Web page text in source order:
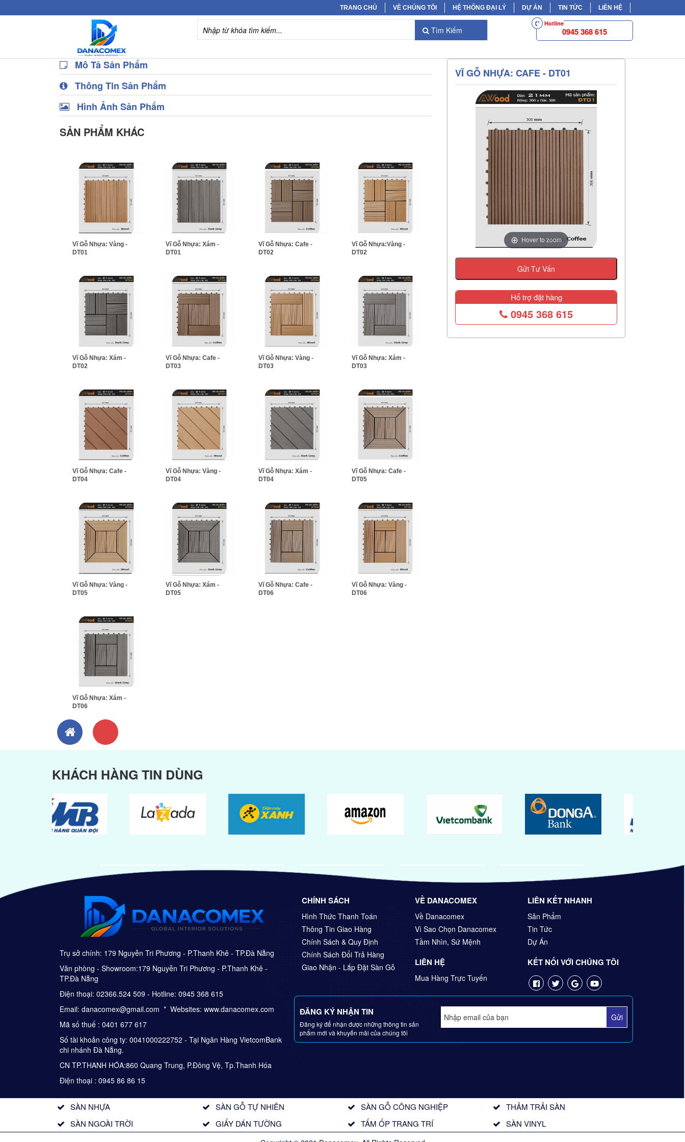
TRANG CHỦ VỀ CHÚNG TÔI HỆ THỐNG ĐẠI LÝ DỰ ÁN TIN TỨC LIÊN HỆ
Tìm Kiếm 0945 368 615
Hotline
Mô Tả Sản Phẩm
Thông Tin Sản Phẩm
Hình Ảnh Sản Phẩm
SẢN PHẨM KHÁC
Vĩ Gỗ Nhựa: Vàng -
DT01
Vĩ Gỗ Nhựa: Xám -
DT01
Vĩ Gỗ Nhựa: Cafe -
DT02
Vĩ Gỗ Nhựa:Vàng -
DT02
Vĩ Gỗ Nhựa: Xám -
DT02
Vĩ Gỗ Nhựa: Cafe -
DT03
Vĩ Gỗ Nhựa: Vàng -
DT03
Vĩ Gỗ Nhựa: Xám -
DT03
Vĩ Gỗ Nhựa: Cafe -
DT04
Vĩ Gỗ Nhựa: Vàng -
DT04
Vĩ Gỗ Nhựa: Xám -
DT04
Vĩ Gỗ Nhựa: Cafe -
DT05
Vĩ Gỗ Nhựa: Vàng -
DT05
Vĩ Gỗ Nhựa: Xám -
DT05
Vĩ Gỗ Nhựa: Cafe -
DT06
Vĩ Gỗ Nhựa: Vàng -
DT06
Vĩ Gỗ Nhựa: Xám -
DT06
VĨ GỖ NHỰA: CAFE - DT01
Hover to zoom
Gửi Tư Vấn
Hổ trợ đặt hàng
0945 368 615
KHÁCH HÀNG TIN DÙNG
Trụ sở chính: 179 Nguyễn Tri Phương - P.Thanh Khê - TP.Đà Nẵng
Văn phòng - Showroom:179 Nguyễn Tri Phương - P.Thanh Khê -
TP.Đà Nẵng
Điện thoại: 02366.524 509 - Hotline: 0945 368 615
Email: danacomex@gmail.com * Websites: www.danacomex.com
Mã số thuế : 0401 677 617
Số tài khoản công ty: 0041000222752 - Tại Ngân Hàng VietcomBank
chi nhánh Đà Nẵng.
CN TP.THANH HÓA:860 Quang Trung, P.Đông Vệ, Tp.Thanh Hóa
Điện thoại : 0945 86 86 15
CHÍNH SÁCH
Hình Thức Thanh Toán
Thông Tin Giao Hàng
Chính Sách & Quy Định
Chính Sách Đổi Trả Hàng
Giao Nhận - Lắp Đặt Sàn Gỗ
VỀ DANACOMEX
Về Danacomex
Vì Sao Chọn Danacomex
Tầm Nhìn, Sứ Mệnh
LIÊN HỆ
Mua Hàng Trực Tuyến
LIÊN KẾT NHANH
Sản Phẩm
Tin Tức
Dự Án
KẾT NỐI VỚI CHÚNG TÔI
ĐĂNG KÝ NHẬN TIN
Đăng ký để nhận được những thông tin sản
phẩm mới và khuyến mãi của chúng tôi
SÀN NHỰA SÀN GỖ TỰ NHIÊN SÀN GỖ CÔNG NGHIỆP
THẢM TRẢI SÀN
SÀN NGOÀI TRỜI
GIẤY DÁN TƯỜNG TẤM ỐP TRANG TRÍ SÀN VINYL